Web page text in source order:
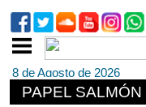
8 de Agosto de 2026
PAPEL SALMÓN